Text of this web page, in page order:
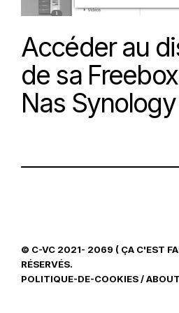
Accéder au
de sa
Nas Synology
© C-VC 2021- 2069 ( ÇA C'EST
RÉSERVÉS.
POLITIQUE-DE-COOKIES/ABOUT